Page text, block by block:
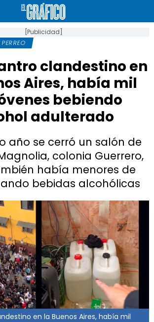
[Publicidad]
clandestino en
Aires, había mil
bebiendo
adulterado
año se cerró un salón de
colonia Guerrero,
había menores de
bebidas alcohólicas
en la Buenos Aires, había mil